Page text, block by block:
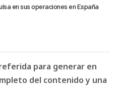
en sus operaciones en España
para generar en
del contenido y una